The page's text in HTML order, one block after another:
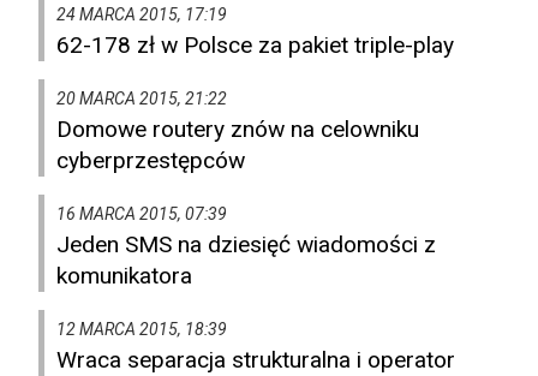
24 MARCA 2015, 17:19
62-178 zł w Polsce za pakiet triple-play
20 MARCA 2015, 21:22
Domowe routery znów na celowniku
cyberprzestępców
16 MARCA 2015, 07:39
Jeden SMS na dziesięć wiadomości z
komunikatora
12 MARCA 2015, 18:39
Wraca separacja strukturalna i operator